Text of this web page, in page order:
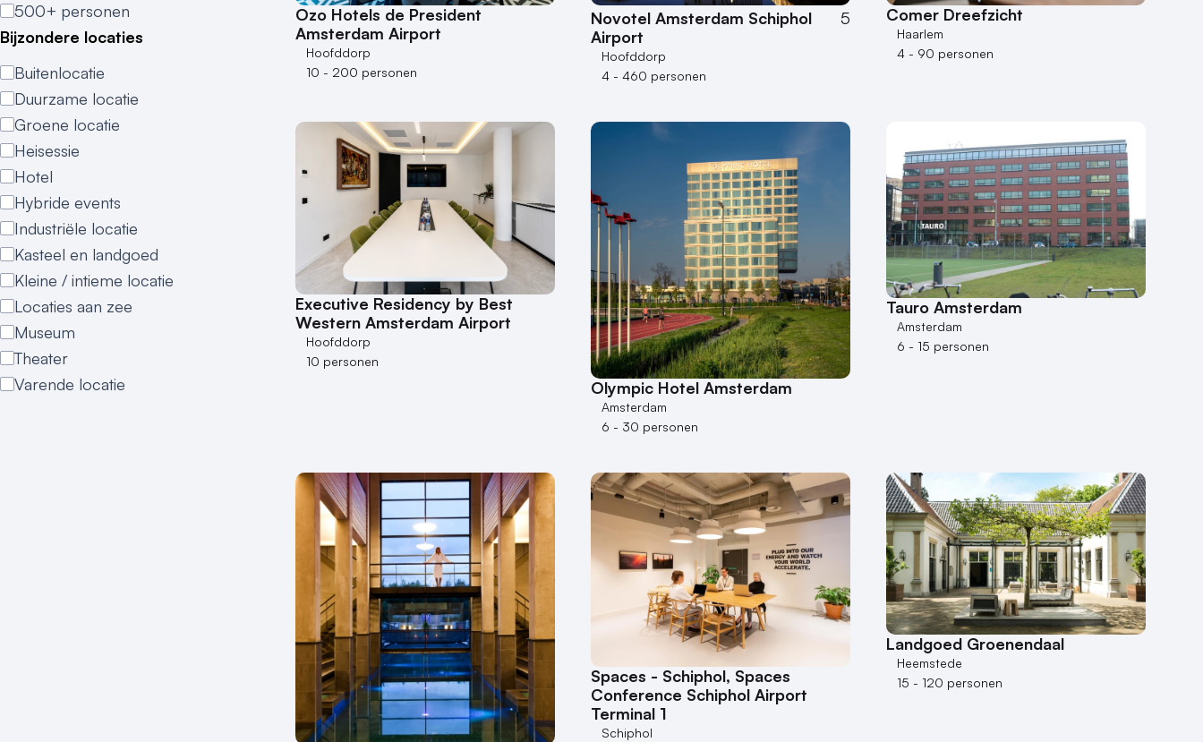
500+ personen
Bijzondere locaties
Buitenlocatie
Duurzame locatie
Groene locatie
Heisessie
Hotel
Hybride events
Industriële locatie
Kasteel en landgoed
Kleine / intieme locatie
Locaties aan zee
Museum
Theater
Varende locatie
Ozo Hotels de President
Amsterdam Airport
Hoofddorp
10 - 200 personen
Novotel Amsterdam Schiphol
Airport
5
Hoofddorp
4 - 460 personen
Comer Dreefzicht
Haarlem
4 - 90 personen
Executive Residency by Best
Western Amsterdam Airport
Hoofddorp
10 personen
Olympic Hotel Amsterdam
Amsterdam
6 - 30 personen
Tauro Amsterdam
Amsterdam
6 - 15 personen
Spaces - Schiphol, Spaces
Conference Schiphol Airport
Terminal 1
Schiphol
Landgoed Groenendaal
Heemstede
15 - 120 personen